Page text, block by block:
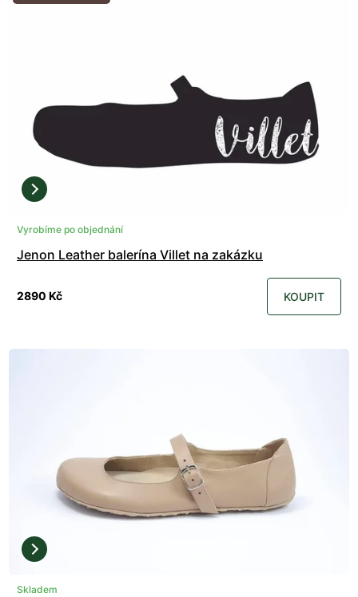
Vyrobíme po objednání
Jenon Leather balerína Villet na zakázku
2890 Kč KOUPIT
Skladem